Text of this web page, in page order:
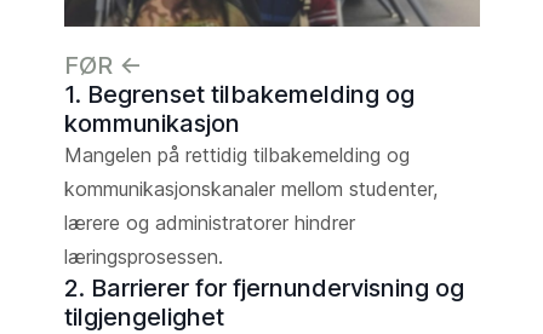
FØR <-
1. Begrenset tilbakemelding og
kommunikasjon
Mangelen på rettidig tilbakemelding og
kommunikasjonskanaler mellom studenter,
lærere og administratorer hindrer
læringsprosessen.
2. Barrierer for fjernundervisning og
tilgjengelighet